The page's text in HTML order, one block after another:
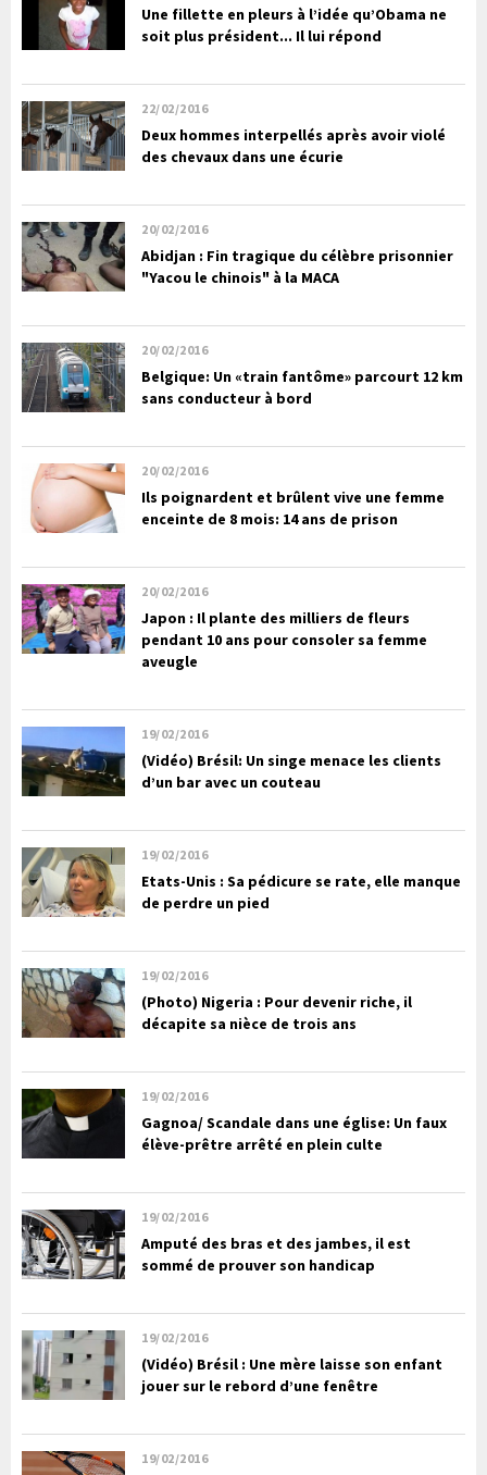
Une fillette en pleurs à l’idée qu’Obama ne
soit plus président... Il lui répond
22/02/2016
Deux hommes interpellés après avoir violé
des chevaux dans une écurie
20/02/2016
Abidjan : Fin tragique du célèbre prisonnier
"Yacou le chinois" à la MACA
20/02/2016
Belgique: Un «train fantôme» parcourt 12 km
sans conducteur à bord
20/02/2016
Ils poignardent et brûlent vive une femme
enceinte de 8 mois: 14 ans de prison
20/02/2016
Japon : Il plante des milliers de fleurs
pendant 10 ans pour consoler sa femme
aveugle
19/02/2016
(Vidéo) Brésil: Un singe menace les clients
d’un bar avec un couteau
19/02/2016
Etats-Unis : Sa pédicure se rate, elle manque
de perdre un pied
19/02/2016
(Photo) Nigeria : Pour devenir riche, il
décapite sa nièce de trois ans
19/02/2016
Gagnoa/ Scandale dans une église: Un faux
élève-prêtre arrêté en plein culte
19/02/2016
Amputé des bras et des jambes, il est
sommé de prouver son handicap
19/02/2016
(Vidéo) Brésil : Une mère laisse son enfant
jouer sur le rebord d’une fenêtre
19/02/2016